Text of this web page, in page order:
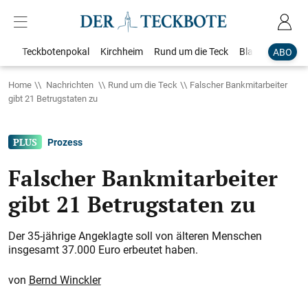
ABO
Teckbotenpokal Kirchheim Rund um die Teck Blaulicht
Home Nachrichten Rund um die Teck
Falscher Bankmitarbeiter
gibt 21 Betrugstaten zu
Prozess
Falscher Bankmitarbeiter
gibt 21 Betrugstaten zu
Der 35-jährige Angeklagte soll von älteren Menschen
insgesamt 37.000 Euro erbeutet haben.
Bernd Winckler